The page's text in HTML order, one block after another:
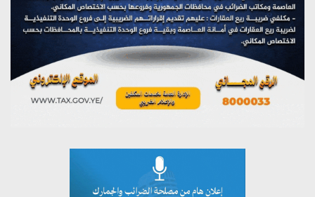
مؤتمر صحفي لمركز عين الإنسانية حول جرائم تحالف العدوان
على اليمن
يوليو 27, 2026